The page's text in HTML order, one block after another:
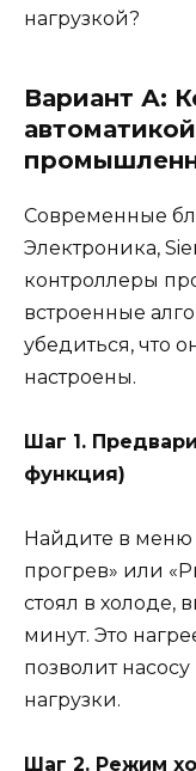
нагрузкой?
Вариант А:
Современные
Электроника,
контроллеры
встроенные
убедиться, что
настроены.
Шаг 1.
функция)
Найдите в меню
прогрев» или
стоял в холоде,
минут. Это
позволит
нагрузки.
Шаг 2. Режим